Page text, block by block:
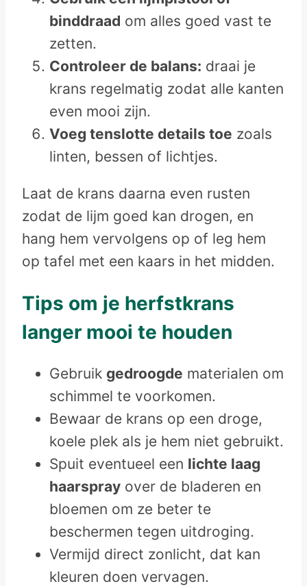
binddraad om alles goed vast te
zetten.
Controleer de balans: draai je
krans regelmatig zodat alle kanten
even mooi zijn.
Voeg tenslotte details toe zoals
linten, bessen of lichtjes.
Laat de krans daarna even rusten
zodat de lijm goed kan drogen, en
hang hem vervolgens op of leg hem
op tafel met een kaars in het midden.
Tips om je herfstkrans
langer mooi te houden
Gebruik gedroogde materialen om
schimmel te voorkomen.
Bewaar de krans op een droge,
koele plek als je hem niet gebruikt.
Spuit eventueel een lichte laag
haarspray over de bladeren en
bloemen om ze beter te
beschermen tegen uitdroging.
Vermijd direct zonlicht, dat kan
kleuren doen vervagen.